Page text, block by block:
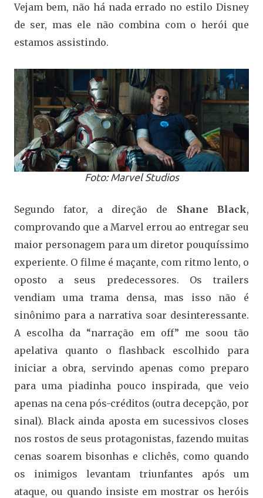
Vejam bem, não há nada errado no estilo Disney
de ser, mas ele não combina com o herói que
estamos assistindo.
Foto: Marvel Studios
Segundo fator, a direção de Shane Black,
comprovando que a Marvel errou ao entregar seu
maior personagem para um diretor pouquíssimo
experiente. O filme é maçante, com ritmo lento, o
oposto a seus predecessores. Os trailers
vendiam uma trama densa, mas isso não é
sinônimo para a narrativa soar desinteressante.
A escolha da “narração em off” me soou tão
apelativa quanto o flashback escolhido para
iniciar a obra, servindo apenas como preparo
para uma piadinha pouco inspirada, que veio
apenas na cena pós-créditos (outra decepção, por
sinal). Black ainda aposta em sucessivos closes
nos rostos de seus protagonistas, fazendo muitas
cenas soarem bisonhas e clichês, como quando
os inimigos levantam triunfantes após um
ataque, ou quando insiste em mostrar os heróis